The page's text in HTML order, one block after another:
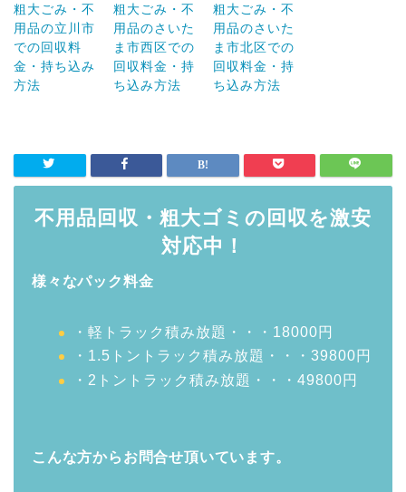
粗大ごみ・不
用品の立川市
での回収料
金・持ち込み
方法
粗大ごみ・不
用品のさいた
ま市西区での
回収料金・持
ち込み方法
粗大ごみ・不
用品のさいた
ま市北区での
回収料金・持
ち込み方法
不用品回収・粗大ゴミの回収を激安
対応中！
様々なパック料金
・軽トラック積み放題・・・18000円
・1.5トントラック積み放題・・・39800円
・2トントラック積み放題・・・49800円
こんな方からお問合せ頂いています。